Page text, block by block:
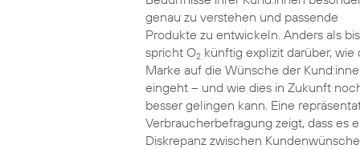
genau zu verstehen und passende
Produkte zu entwickeln. Anders als
spricht O2künftig explizit darüber, wie
Marke auf die Wünsche der
eingeht – und wie dies in Zukunft
besser gelingen kann. Eine
Verbraucherbefragung zeigt, dass es
Diskrepanz zwischen